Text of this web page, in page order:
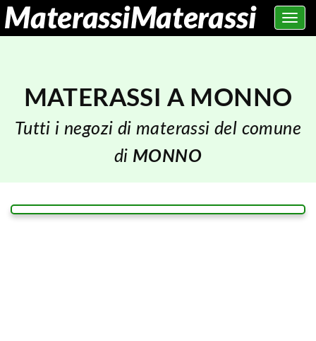
Toggle
MATERASSI A MONNO
Tutti i negozi di materassi del comune
di MONNO